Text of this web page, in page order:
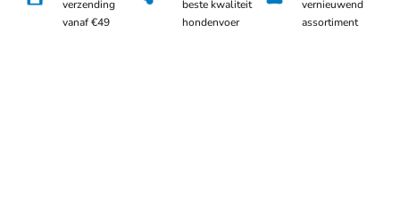
verzending
vanaf €49
beste kwaliteit
hondenvoer
vernieuwend
assortiment